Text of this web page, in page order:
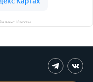
Карты